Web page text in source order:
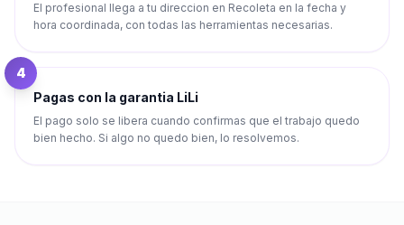
El profesional llega a tu direccion en Recoleta en la fecha y
hora coordinada, con todas las herramientas necesarias.
4
Pagas con la garantia LiLi
El pago solo se libera cuando confirmas que el trabajo quedo
bien hecho. Si algo no quedo bien, lo resolvemos.